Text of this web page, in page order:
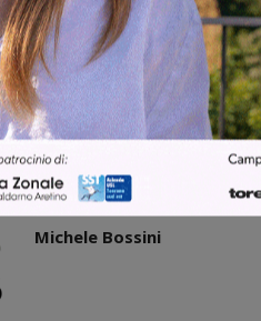
Michele Bossini